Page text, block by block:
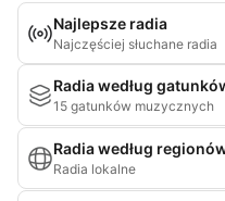
Najlepsze radia
Najczęściej słuchane radia
Radia według
15 gatunków muzycznych
Radia według
Radia lokalne